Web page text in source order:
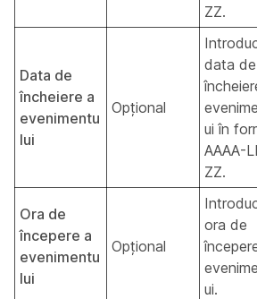
ZZ.
Data de
încheiere a
evenimentu
lui
Opțional
data de
ui în
AAAA-
ZZ.
Ora de
începere a
evenimentu
lui
Opțional
ora de
ui.